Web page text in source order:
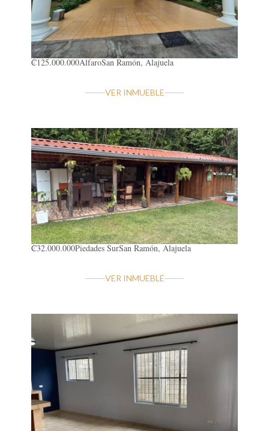
₡125.000.000AlfaroSan Ramón, Alajuela
VER INMUEBLE
₡32.000.000Piedades SurSan Ramón, Alajuela
VER INMUEBLE